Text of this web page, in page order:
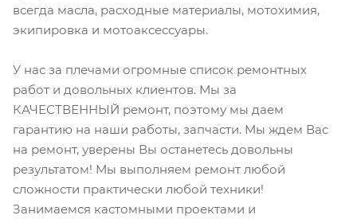
всегда масла, расходные материалы, мотохимия,
экипировка и мотоаксессуары.
У нас за плечами огромные список ремонтных
работ и довольных клиентов. Мы за
КАЧЕСТВЕННЫЙ ремонт, поэтому мы даем
гарантию на наши работы, запчасти. Мы ждем Вас
на ремонт, уверены Вы останетесь довольны
результатом! Мы выполняем ремонт любой
сложности практически любой техники!
Занимаемся кастомными проектами и